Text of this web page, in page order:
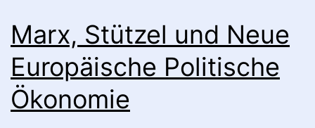
Marx, Stützel und Neue
Europäische Politische
Ökonomie